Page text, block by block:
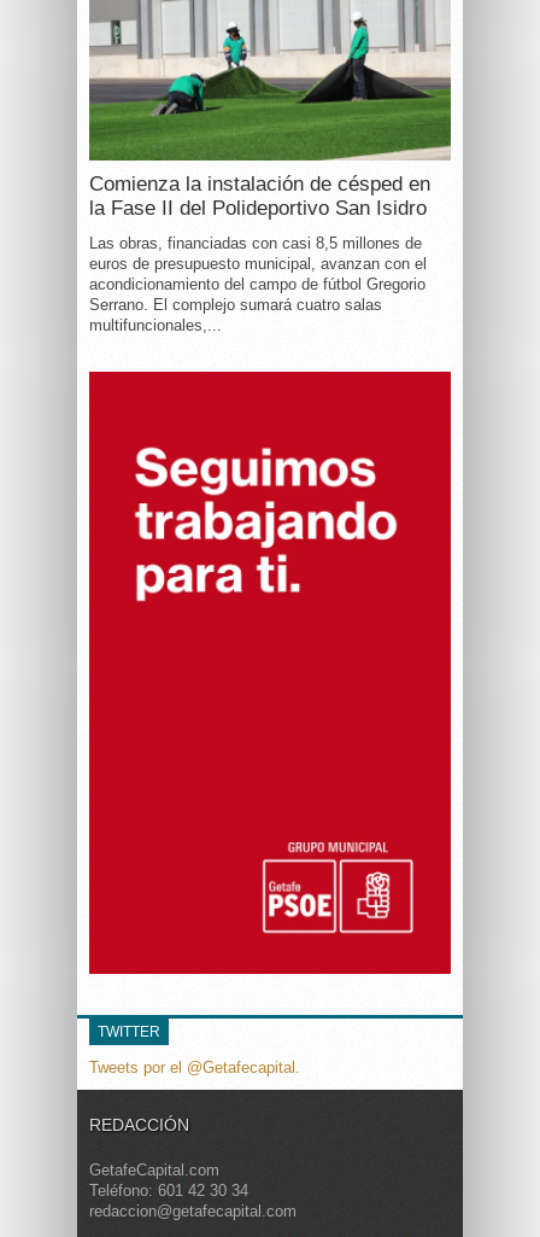
Comienza la instalación de césped en
la Fase II del Polideportivo San Isidro
Las obras, financiadas con casi 8,5 millones de
euros de presupuesto municipal, avanzan con el
acondicionamiento del campo de fútbol Gregorio
Serrano. El complejo sumará cuatro salas
multifuncionales,...
TWITTER
Tweets por el @Getafecapital.
REDACCIÓN
GetafeCapital.com
Teléfono: 601 42 30 34
redaccion@getafecapital.com